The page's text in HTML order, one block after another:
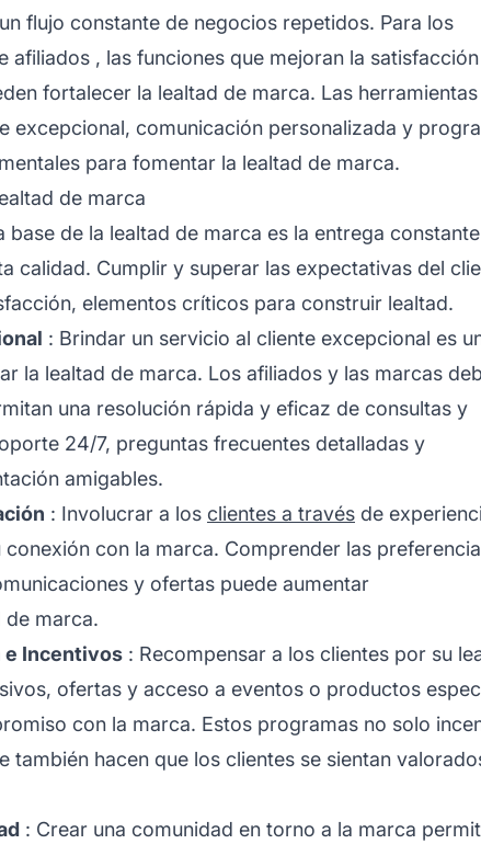
flujo constante de negocios repetidos. Para los
afiliados , las funciones que mejoran la
fortalecer la lealtad de marca. Las
excepcional, comunicación personalizada y
para fomentar la lealtad de marca.
de marca
base de la lealtad de marca es la entrega
calidad. Cumplir y superar las expectativas del
elementos críticos para construir lealtad.
: Brindar un servicio al cliente excepcional es
la lealtad de marca. Los afiliados y las marcas
una resolución rápida y eficaz de consultas y
24/7, preguntas frecuentes detalladas y
amigables.
: Involucrar a los clientes a través de
con la marca. Comprender las
y ofertas puede aumentar
de marca.
e Incentivos : Recompensar a los clientes por su
ofertas y acceso a eventos o productos
con la marca. Estos programas no solo
también hacen que los clientes se sientan
: Crear una comunidad en torno a la marca